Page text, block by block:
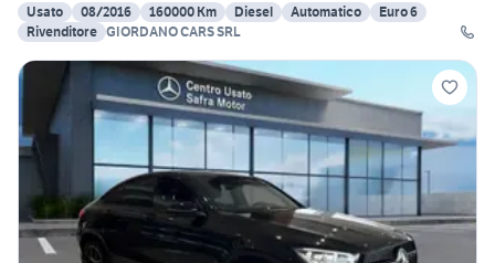
Usato
08/2016 160000 Km Diesel Automatico
Euro 6
Rivenditore GIORDANO CARS SRL